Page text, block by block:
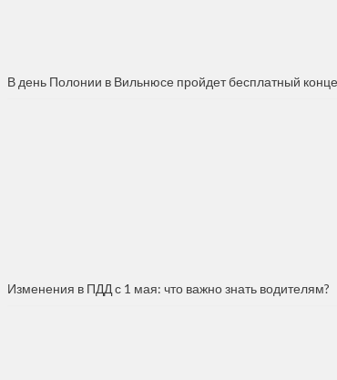
В день Полонии в Вильнюсе пройдет бесплатный
Изменения в ПДД с 1 мая: что важно знать водителям?